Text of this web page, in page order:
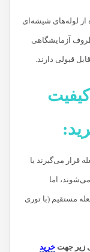
از لوله‌های شیشه‌ای
آزمایشگاهی
قبولی دارند.
قرار می‌گیرند یا
اما
مستقیم (با توری
زیر جهت خرید